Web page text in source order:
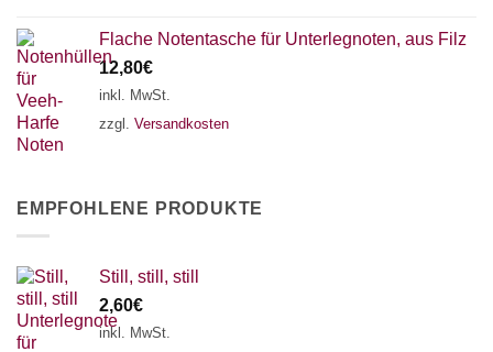
Flache Notentasche für Unterlegnoten, aus Filz
12,80€
inkl. MwSt.
zzgl. Versandkosten
EMPFOHLENE PRODUKTE
Still, still, still
2,60€
inkl. MwSt.